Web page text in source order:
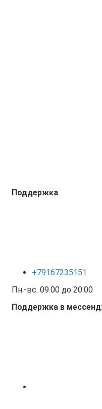
Поддержка
+79167235151
Пн.-вс. 09.00 до 20.00
Поддержка в